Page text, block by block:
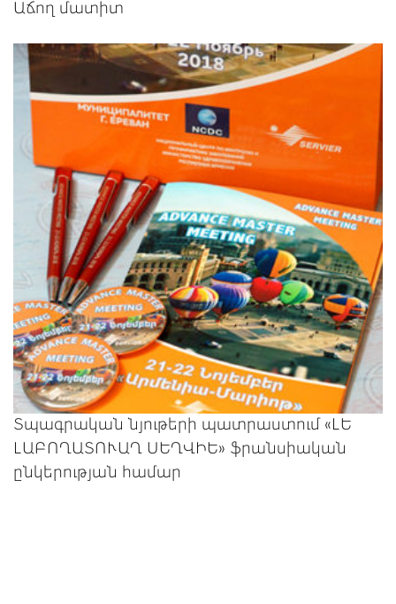
Աճող մատիտ
Տպագրական նյութերի պատրաստում «ԼԵ
ԼԱԲՈՂԱՏՈՒԱՂ ՍԵՂՎԻԵ» ֆրանսիական
ընկերության համար